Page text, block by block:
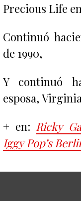
Precious Life en
Continuó
de 1990,
Y continuó
esposa,
+ en: Ricky
Iggy Pop’s